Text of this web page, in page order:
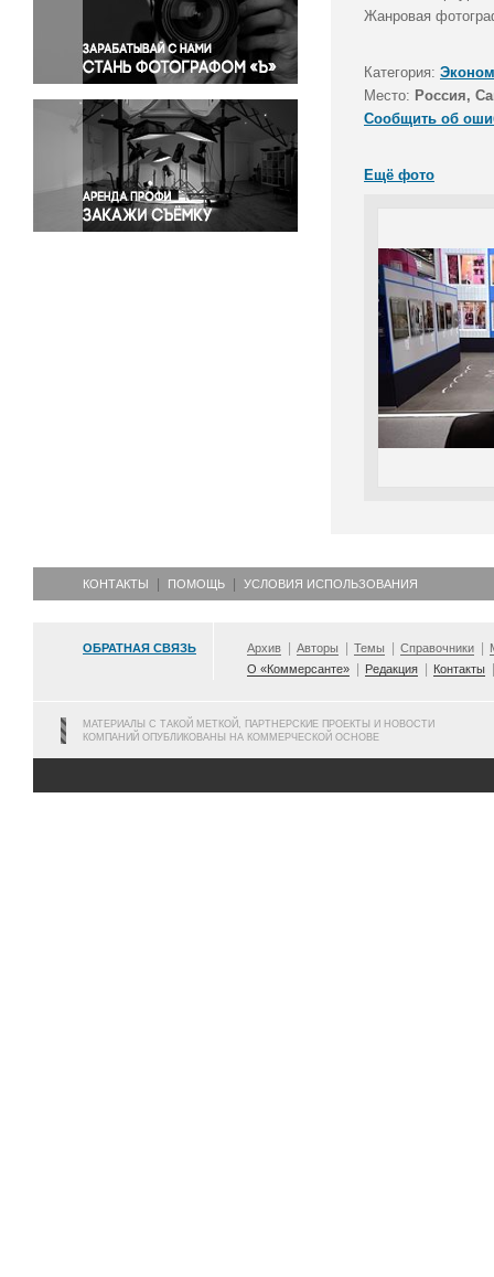
Правосудие
Происшествия и конфликты
Религия
Светская жизнь
Спорт
Экология
Экономика и бизнес
Жанровая
Категория:
Место: Россия,
Сообщить об
Ещё фото
КОНТАКТЫ ПОМОЩЬ УСЛОВИЯ ИСПОЛЬЗОВАНИЯ
ОБРАТНАЯ СВЯЗЬ Архив Авторы Темы Справочники
О «Коммерсанте»
Редакция Контакты
МАТЕРИАЛЫ С ТАКОЙ МЕТКОЙ, ПАРТНЕРСКИЕ ПРОЕКТЫ И НОВОСТИ
КОМПАНИЙ ОПУБЛИКОВАНЫ НА КОММЕРЧЕСКОЙ ОСНОВЕ